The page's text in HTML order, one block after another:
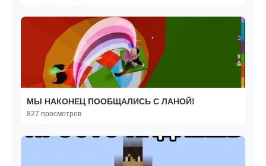
МЫ НАКОНЕЦ ПООБЩАЛИСЬ С ЛАНОЙ!
827 просмотров